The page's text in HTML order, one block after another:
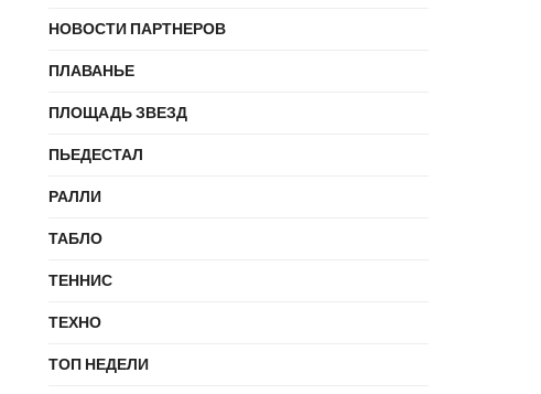
НОВОСТИ ПАРТНЕРОВ
ПЛАВАНЬЕ
ПЛОЩАДЬ ЗВЕЗД
ПЬЕДЕСТАЛ
РАЛЛИ
ТАБЛО
ТЕННИС
ТЕХНО
ТОП НЕДЕЛИ